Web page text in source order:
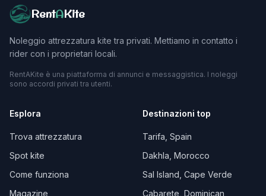
RentAKite
Noleggio attrezzatura kite tra privati. Mettiamo in contatto i
rider con i proprietari locali.
RentAKite è una piattaforma di annunci e messaggistica. I noleggi
sono accordi privati tra utenti.
Esplora
Trova attrezzatura
Spot kite
Come funziona
Magazine
Destinazioni top
Tarifa, Spain
Dakhla, Morocco
Sal Island, Cape Verde
Cabarete, Dominican